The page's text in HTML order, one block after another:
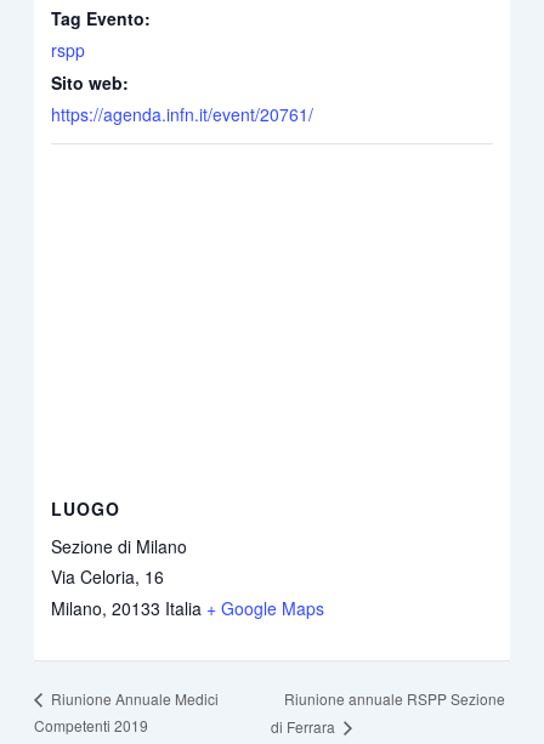
Tag Evento:
rspp
Sito web:
https://agenda.infn.it/event/20761/
LUOGO
Sezione di Milano
Via Celoria, 16
Milano, 20133 Italia + Google Maps
Riunione Annuale Medici
Competenti 2019
Riunione annuale RSPP Sezione
di Ferrara